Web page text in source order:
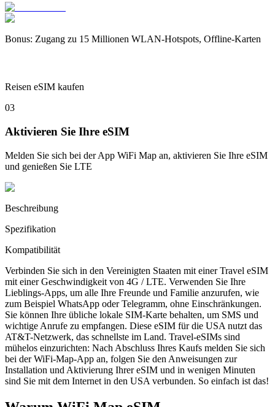
Bonus: Zugang zu 15 Millionen WLAN-Hotspots, Offline-Karten
Reisen eSIM kaufen
03
Aktivieren Sie Ihre eSIM
Melden Sie sich bei der App WiFi Map an, aktivieren Sie Ihre eSIM
und genießen Sie LTE
Beschreibung
Spezifikation
Kompatibilität
Verbinden Sie sich in den Vereinigten Staaten mit einer Travel eSIM
mit einer Geschwindigkeit von 4G / LTE. Verwenden Sie Ihre
Lieblings-Apps, um alle Ihre Freunde und Familie anzurufen, wie
zum Beispiel WhatsApp oder Telegramm, ohne Einschränkungen.
Sie können Ihre übliche lokale SIM-Karte behalten, um SMS und
wichtige Anrufe zu empfangen. Diese eSIM für die USA nutzt das
AT&T-Netzwerk, das schnellste im Land. Travel-eSIMs sind
mühelos einzurichten: Nach Abschluss Ihres Kaufs melden Sie sich
bei der WiFi-Map-App an, folgen Sie den Anweisungen zur
Installation und Aktivierung Ihrer eSIM und in wenigen Minuten
sind Sie mit dem Internet in den USA verbunden. So einfach ist das!